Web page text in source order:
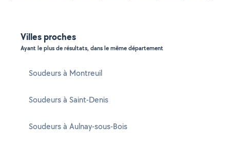
Villes proches
Ayant le plus de résultats, dans le même département
Soudeurs à Montreuil
Soudeurs à Saint-Denis
Soudeurs à Aulnay-sous-Bois